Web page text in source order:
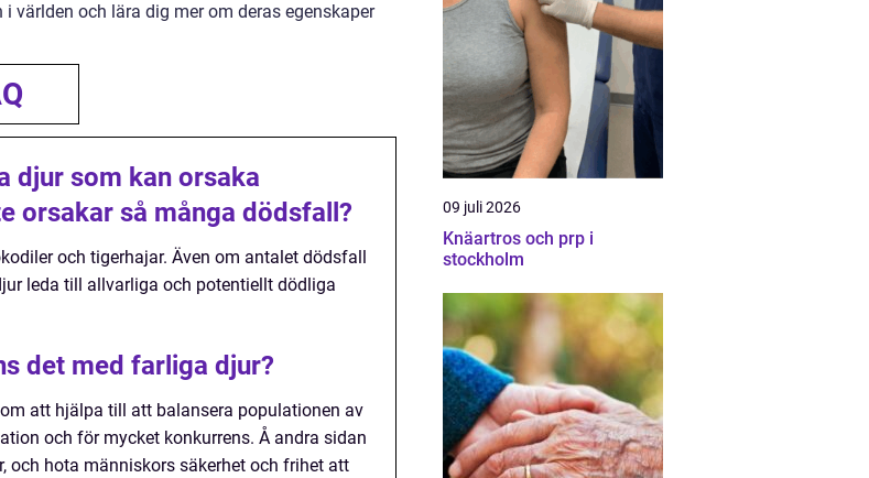
världen och lära dig mer om deras egenskaper
djur som kan orsaka
orsakar så många dödsfall?
och tigerhajar. Även om antalet dödsfall
leda till allvarliga och potentiellt dödliga
det med farliga djur?
att hjälpa till att balansera populationen av
och för mycket konkurrens. Å andra sidan
och hota människors säkerhet och frihet att
09 juli 2026
Knäartros och prp i
stockholm